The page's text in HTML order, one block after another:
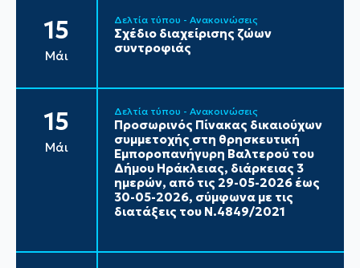
15
Μάι
Δελτία τύπου - Ανακοινώσεις
Σχέδιο διαχείρισης ζώων
συντροφιάς
15
Μάι
Δελτία τύπου - Ανακοινώσεις
Προσωρινός Πίνακας δικαιούχων
συμμετοχής στη θρησκευτική
Εμποροπανήγυρη Βαλτερού του
Δήμου Ηράκλειας, διάρκειας 3
ημερών, από τις 29-05-2026 έως
30-05-2026, σύμφωνα με τις
διατάξεις του Ν.4849/2021